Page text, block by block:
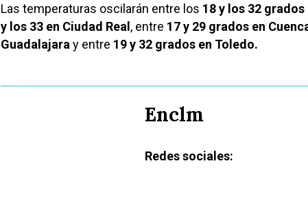
Las temperaturas oscilarán entre los 18 y los 32
y los 33 en Ciudad Real , entre 17 y 29 grados en
Guadalajara y entre 19 y 32 grados en Toledo.
Enclm
Redes sociales: